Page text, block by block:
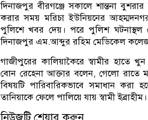
দিনাজপুর বীরগঞ্জে সকালে শান্তনা
করার সময় মরিচা ইউনিয়নের
পুলিশে খবর দেয়। পরে পুলিশ ঘটনাস্থল
দিনাজপুর এম.আব্দুর রহিম মেডিকেল কলেজ
গাজীপুরের কালিয়াকৈরে স্বামীর হাতে খুন
বোন রেহেনা আক্তার বলেন, গেলো রাতে
বিষয়টি পারিবারিকভাবে সমাধান করা
তানিয়াকে ফেলে পালিয়ে যায় স্বামী ইব্রাহীম।